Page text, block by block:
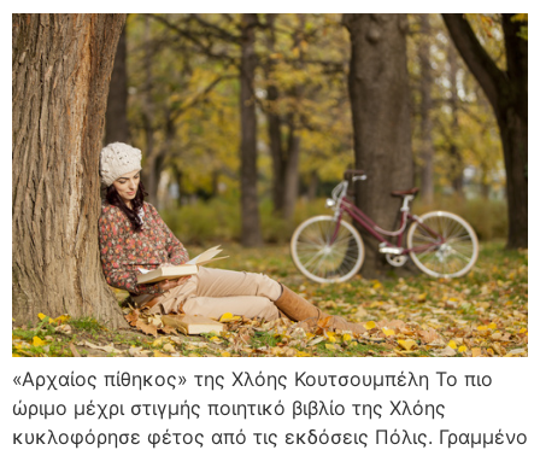
«Αρχαίος πίθηκος» της Χλόης Κουτσουμπέλη Το πιο
ώριμο μέχρι στιγμής ποιητικό βιβλίο της Χλόης
κυκλοφόρησε φέτος από τις εκδόσεις Πόλις. Γραμμένο